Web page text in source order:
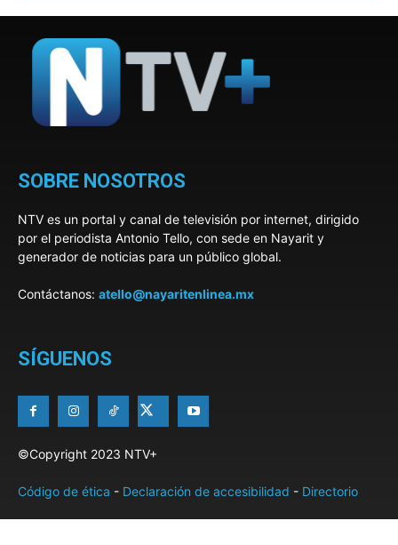
SOBRE NOSOTROS
NTV es un portal y canal de televisión por internet, dirigido
por el periodista Antonio Tello, con sede en Nayarit y
generador de noticias para un público global.
Contáctanos: atello@nayaritenlinea.mx
SÍGUENOS
©Copyright 2023 NTV+
Código de ética - Declaración de accesibilidad - Directorio